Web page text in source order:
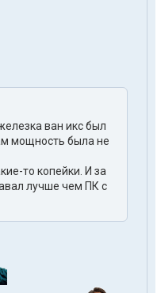
ван икс был
мощность была не
то копейки. И за
лучше чем ПК с